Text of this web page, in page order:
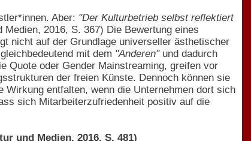
Aber: "Der Kulturbetrieb selbst reflektiert
2016, S. 367) Die Bewertung eines
nicht auf der Grundlage universeller ästhetischer
mit dem "Anderen"und dadurch
Quote oder Gender Mainstreaming, greifen vor
der freien Künste. Dennoch können sie
entfalten, wenn die Unternehmen dort sich
sich Mitarbeiterzufriedenheit positiv auf die
und Medien, 2016, S. 481)